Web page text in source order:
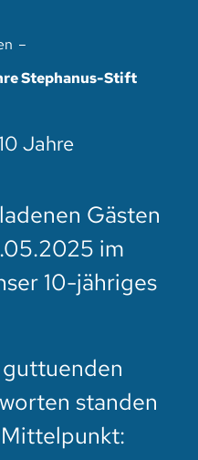
Stephanus-Stift
Jahre
Gästen
im
10-jähriges
standen